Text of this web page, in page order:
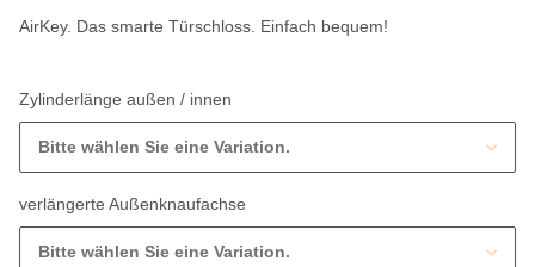
AirKey. Das smarte Türschloss. Einfach bequem!
Zylinderlänge außen / innen
Bitte wählen Sie eine Variation.
verlängerte Außenknaufachse
Bitte wählen Sie eine Variation.